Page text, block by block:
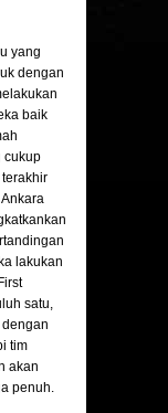
yang
dengan
baik
cukup
lakukan
satu,
tim
akan
penuh.